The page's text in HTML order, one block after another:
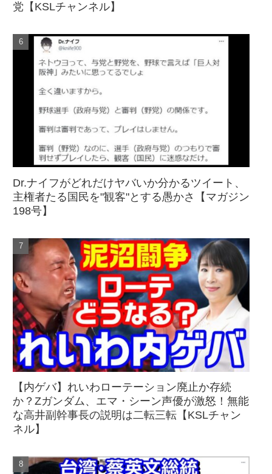
党【KSLチャンネル】
Dr.ナイフがどれだけヤバいか分かるツイート、
主権者たる国民を"観客"とする愚かさ【マガジン
198号】
【内ゲバ】れいわローテーション廃止か存続
か？Zガンダム、エマ・シーン声優が激怒！無能
な高井副幹事長の説明は二転三転【KSLチャン
ネル】